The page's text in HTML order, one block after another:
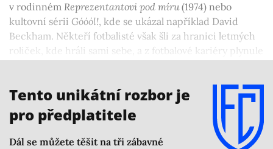
v rodinném Reprezentantovi pod míru(1974) nebo
kultovní sérii Góóól!, kde se ukázal například David
Beckham. Někteří fotbalisté však šli za hranici letmých
roliček, kde hráli sami sebe, a z fotbalové kariéry plynule
Tento unikátní rozbor je
pro předplatitele
Dál se můžete těšit na tři zábavné